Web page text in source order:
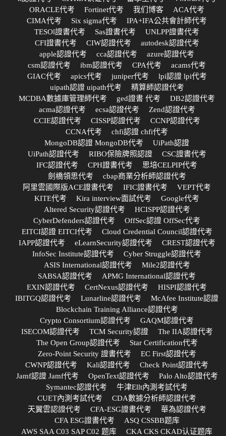
ORACLE代考
Fortinet代考 我们博客
ACA代考
CIMA代考
Six sigma代考
IPA+IFA公共會計師代考
TESOl證書代考
Sas證書代考
UNLPP證書代考
CFI證書代考
CIW認證代考
autodesk認證代考
apple認證代考
cca認證代考
azure認證代考
csm認證代考
ibm認證代考 CPA代考
acams代考
GIAC代考
apics代考 juniper代考
lpi認證 lpi代考
uipath認證 uipath代考
精算師認證代考
MCDBA數據庫管理師代考
ged證書 代考
DB2認證代考
acma認證代考
ecsa認證代考
Zend認證代考
CCIE認證代考
CISSP認證代考
CCNP認證代考
CCNA代考
chfi認證 chfi代考
MongoDB認證 MongoDB代考
UiPath認證
UiPath認證代考
RIBO保險牌照認證
CSC證書代考
IFC認證代考
CPH證書代考
思培CELPIP代考
劍橋領思代考
cbap商業分析師認證代考
阿里雲國際版ACE證書代考
IFIC證書代考
VEPT代考
KITE代考
Kira interview面試代考
Google代考
Altered Security認證代考
HCISPP認證代考
CyberDefenders認證代考
OffSec認證 OffSec代考
EITCI認證 EITCI代考
Cloud Credential Council認證代考
IAPP認證代考
eLearnSecurity認證代考
CREST認證代考
InfoSec Institute認證代考
Cyber Struggle認證代考
ASIS International認證代考
Mile2認證代考
SABSA認證代考
APMG International認證代考
EXIN認證代考
CertNexus認證代考
HISPI認證代考
IBITGQ認證代考
Lunarline認證代考
McAfee Institute認證
Blockchain Training Alliance認證代考
Crypto Consortium認證代考
GAQM認證代考
ISECOM認證代考
TCM Security認證
The IIA認證代考
The Open Group認證代考
Star Certification代考
Zero-Point Security 證書代考
EC First認證代考
CWNP認證代考
Kali認證代考
Check Point認證代考
Jamf認證 Jamf代考
OpenText認證代考
Palo Alto認證代考
Symantec認證代考
牛津Ellt內測考試代考
CUET內測考試代考
CDA數據分析師認證代考
天翼雲認證代考
CFA-ESG證書代考
華為認證代考
CFA ESG證書代考
ASQ CSSBB题库
AWS SAA C03 SAP C02 题库
CKA CKS CKAD认证题库